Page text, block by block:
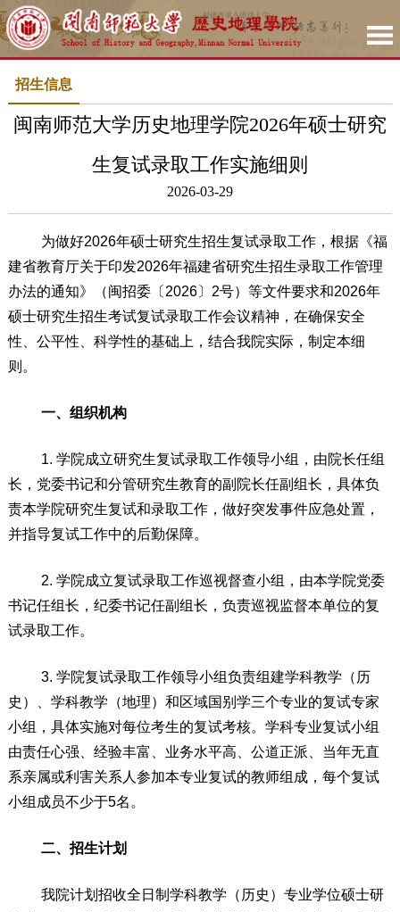
招生信息
闽南师范大学历史地理学院2026年硕士研究
生复试录取工作实施细则
2026-03-29
为做好2026年硕士研究生招生复试录取工作，根据《福
建省教育厅关于印发2026年福建省研究生招生录取工作管理
办法的通知》（闽招委〔 2026〕 2号） 等文件要求和2026年
硕士研究生招生考试复试录取工作会议精神，在确保安全
性、公平性、科学性的基础上，结合我院实际，制定本细
则。
一、组织机构
1. 学院成立研究生复试录取工作领导小组，由院长任组
长，党委书记和分管研究生教育的副院长任副组长，具体负
责本学院研究生复试和录取工作， 做好突发事件应急处置 ，
并指导复试工作中的后勤保障。
2. 学院成立复试录取工作巡视督查小组，由本学院党委
书记任组长，纪委书记任副组长，负责巡视监督本单位的复
试录取工作。
3. 学院复试录取工作领导小组负责组建学科教学 （ 历
史 ） 学科教学 （地理） 和区域国别学三个专业的复试专家
小组，具体实施对每位考生的复试考核。 学科专业复试小组
由责任心强、经验丰富、业务水平高、公道正派、当年无直
系亲属或利害关系人参加本专业复试的教师组成，每个复试
小组成员不少于5名 。
二、招生计划
我院计划招收全日制学科教学（历史）专业学位硕士研